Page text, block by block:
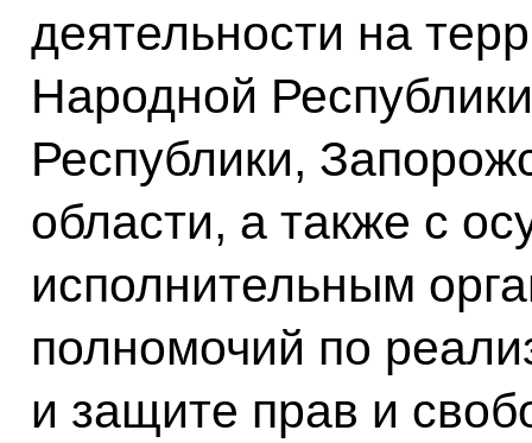
деятельности на
Народной
Республики,
области, а также с
исполнительным
полномочий по
и защите прав и